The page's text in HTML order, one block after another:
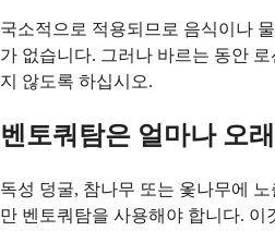
국소적으로 적용되므로 음식이나
가 없습니다. 그러나 바르는 동안
지 않도록 하십시오.
벤토쿼탐은 얼마나 오
독성 덩굴, 참나무 또는 옻나무에
만 벤토쿼탐을 사용해야 합니다. 이